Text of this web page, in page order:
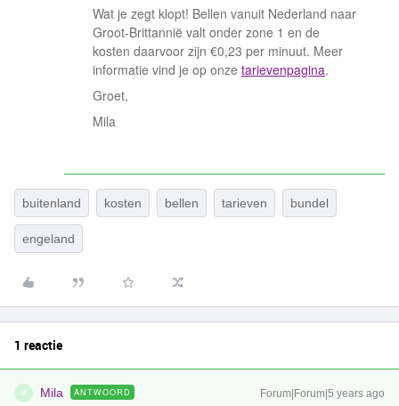
Wat je zegt klopt! Bellen vanuit Nederland naar
Groot-Brittannië valt onder zone 1 en de
kosten daarvoor zijn €0,23 per minuut. Meer
informatie vind je op onze tarievenpagina.
Groet,
Mila
buitenland kosten bellen tarieven bundel
engeland
1 reactie
M Mila ANTWOORD Forum|Forum|5 years ago